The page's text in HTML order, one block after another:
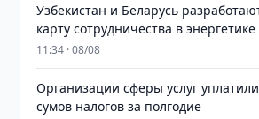
Узбекистан и Беларусь
карту сотрудничества в энергетике
11:34 · 08/08
Организации сферы услуг
сумов налогов за полгодие